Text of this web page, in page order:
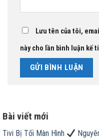
Lưu tên của tôi,
này cho lần bình luận kế
Bài viết mới
Tivi Bị Tối Màn Hình